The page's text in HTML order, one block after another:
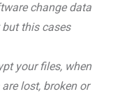
change data
this cases
your files, when
lost, broken or